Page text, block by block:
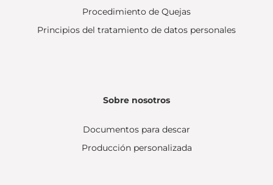
Procedimiento de Quejas
Principios del tratamiento de datos personales
Sobre nosotros
Documentos para descar
Producción personalizada